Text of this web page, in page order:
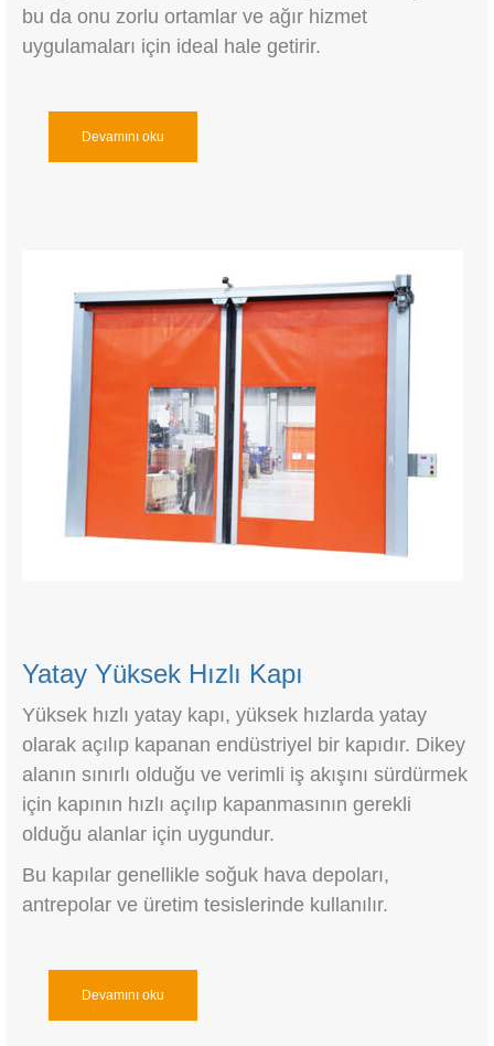
bu da onu zorlu ortamlar ve ağır hizmet
uygulamaları için ideal hale getirir.
Devamını oku
Yatay Yüksek Hızlı Kapı
Yüksek hızlı yatay kapı, yüksek hızlarda yatay
olarak açılıp kapanan endüstriyel bir kapıdır. Dikey
alanın sınırlı olduğu ve verimli iş akışını sürdürmek
için kapının hızlı açılıp kapanmasının gerekli
olduğu alanlar için uygundur.
Bu kapılar genellikle soğuk hava depoları,
antrepolar ve üretim tesislerinde kullanılır.
Devamını oku